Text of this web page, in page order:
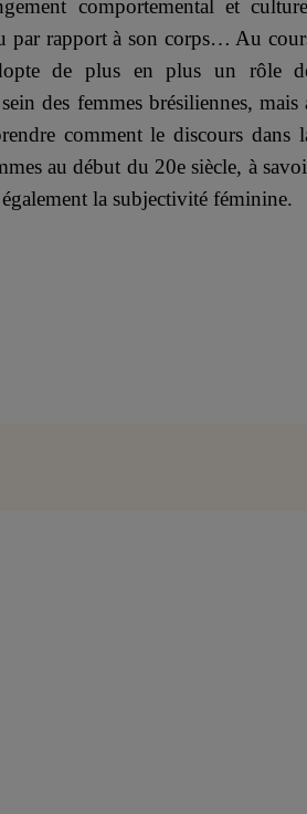
comportemental et
par rapport à son corps… Au
de plus en plus un rôle
des femmes brésiliennes, mais
comment le discours dans
au début du 20e siècle, à
la subjectivité féminine.